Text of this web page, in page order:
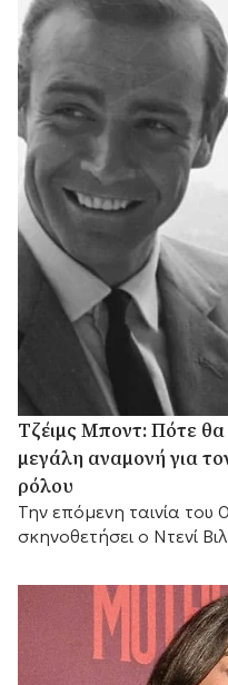
Τζέιμς Μποντ: Πότε
μεγάλη αναμονή για
ρόλου
Την επόμενη ταινία του
σκηνοθετήσει ο Ντενί